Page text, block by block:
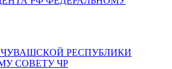
РЕСПУБЛИКИ
СОВЕТУ ЧР